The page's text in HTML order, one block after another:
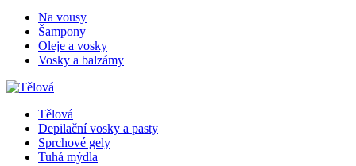
Na vousy
Šampony
Oleje a vosky
Vosky a balzámy
Tělová
Depilační vosky a pasty
Sprchové gely
Tuhá mýdla